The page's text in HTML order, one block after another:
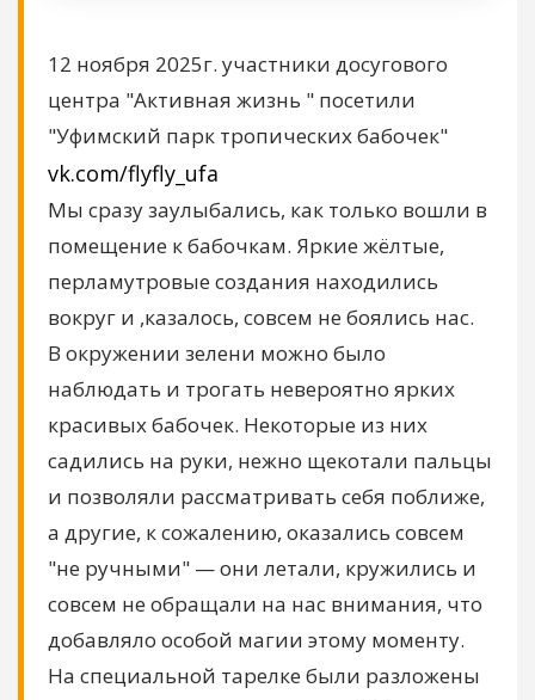
12 ноября 2025г. участники досугового
центра "Активная жизнь " посетили
"Уфимский парк тропических бабочек"
vk.com/flyfly_ufa
Мы сразу заулыбались, как только вошли в
помещение к бабочкам. Яркие жёлтые,
перламутровые создания находились
вокруг и ,казалось, совсем не боялись нас.
В окружении зелени можно было
наблюдать и трогать невероятно ярких
красивых бабочек. Некоторые из них
садились на руки, нежно щекотали пальцы
и позволяли рассматривать себя поближе,
а другие, к сожалению, оказались совсем
"не ручными" — они летали, кружились и
совсем не обращали на нас внимания, что
добавляло особой магии этому моменту.
На специальной тарелке были разложены